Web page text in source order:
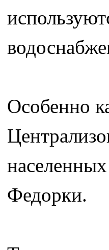
Особенно
Федорки.